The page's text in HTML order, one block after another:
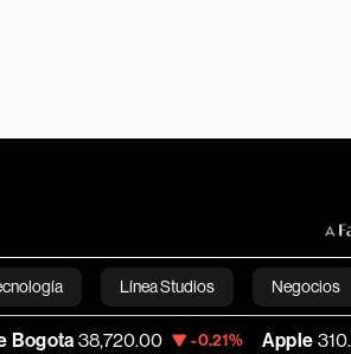
Línea Studios Negocios
English-0.21% Apple 310.94